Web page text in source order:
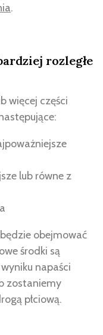
.
rozległe
więcej części
lub równe z
obejmować
środki są
napaści
zostaniemy
płciową.